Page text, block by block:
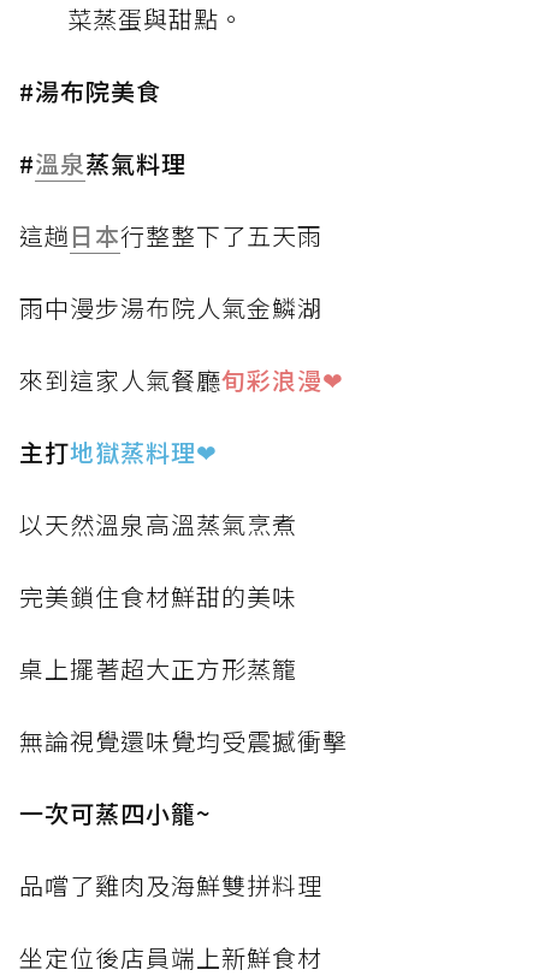
菜蒸蛋與甜點。
#湯布院美食
#溫泉蒸氣料理
這趟日本行整整下了五天雨
雨中漫步湯布院人氣金鱗湖
來到這家人氣餐廳旬彩浪漫❤
主打地獄蒸料理❤
以天然溫泉高溫蒸氣烹煮
完美鎖住食材鮮甜的美味
桌上擺著超大正方形蒸籠
無論視覺還味覺均受震撼衝擊
一次可蒸四小籠~
品嚐了雞肉及海鮮雙拼料理
坐定位後店員端上新鮮食材